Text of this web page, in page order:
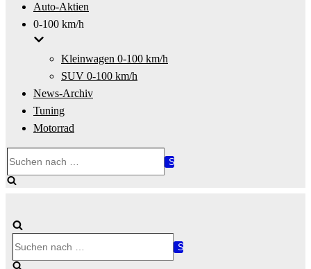
Auto-Aktien
0-100 km/h
Kleinwagen 0-100 km/h
SUV 0-100 km/h
News-Archiv
Tuning
Motorrad
nach …
nach …